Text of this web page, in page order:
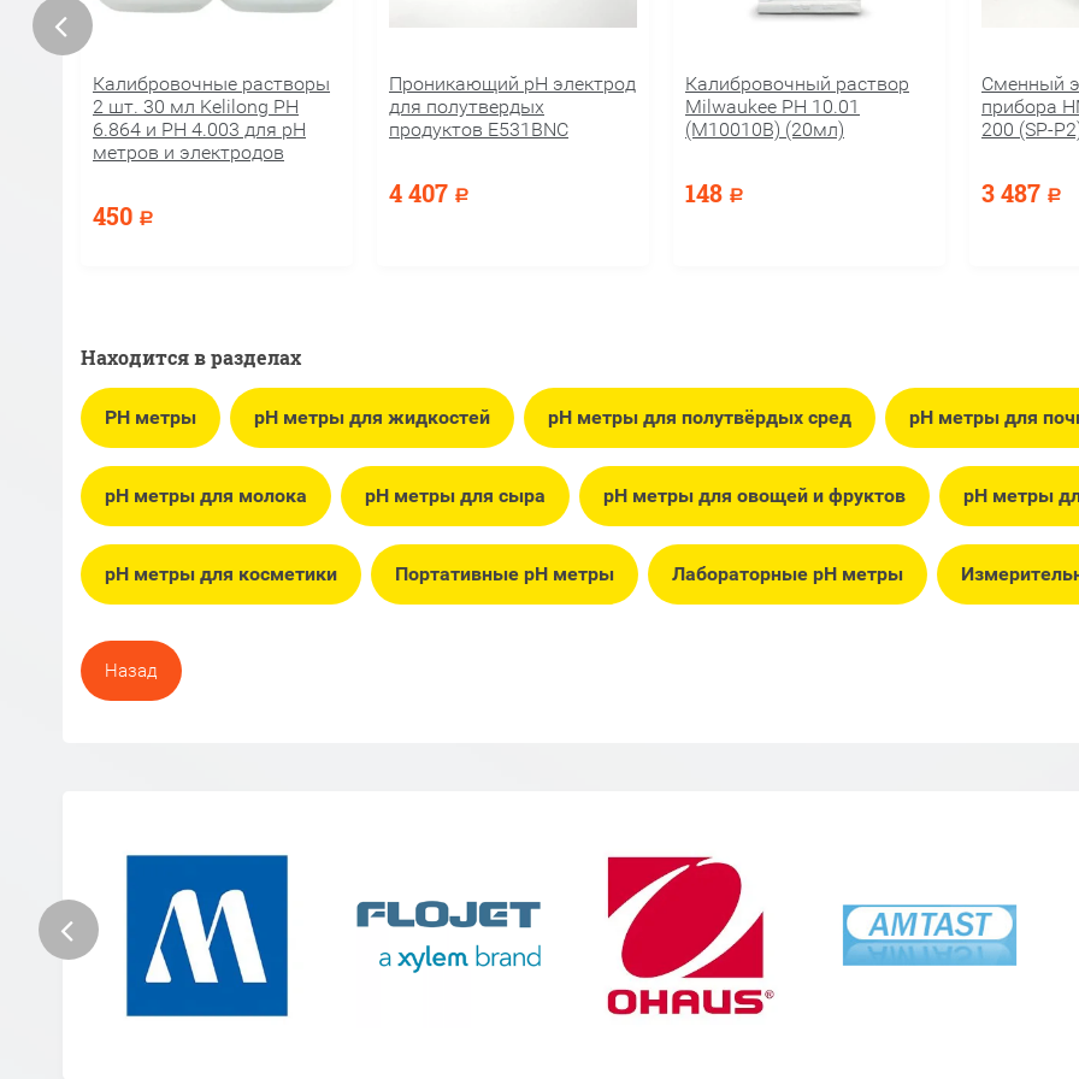
Калибровочные растворы
2 шт. 30 мл Kelilong PH
6.864 и PH 4.003 для рН
метров и электродов
450 Р
Проникающий pH электрод
для полутвердых
продуктов E531BNC
4 407 Р
Калибровочный раствор
Milwaukee PH 10.01
(M10010B) (20мл)
148 Р
Сменный
прибора
200 (SP-
3 487 Р
Находится в разделах
PH метры pH метры для жидкостей pH метры для полутвёрдых сред pH метры для
pH метры для молока pH метры для сыра pH метры для овощей и фруктов pH метры
pH метры для косметики Портативные pH метры Лабораторные pH метры
Назад